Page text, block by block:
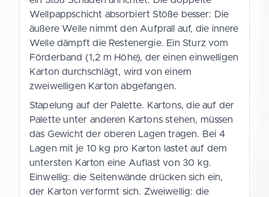
Wellpappschicht absorbiert Stöße besser: Die
äußere Welle nimmt den Aufprall auf, die innere
Welle dämpft die Restenergie. Ein Sturz vom
Förderband (1,2 m Höhe), der einen einwelligen
Karton durchschlägt, wird von einem
zweiwelligen Karton abgefangen.
Stapelung auf der Palette. Kartons, die auf der
Palette unter anderen Kartons stehen, müssen
das Gewicht der oberen Lagen tragen. Bei 4
Lagen mit je 10 kg pro Karton lastet auf dem
untersten Karton eine Auflast von 30 kg.
Einwellig: die Seitenwände drücken sich ein,
der Karton verformt sich. Zweiwellig: die